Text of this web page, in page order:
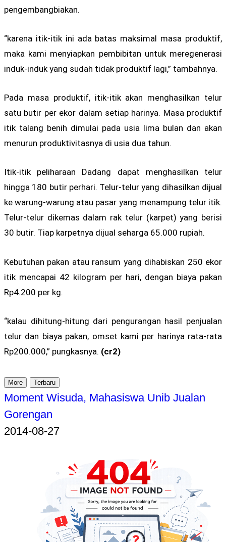
pengembangbiakan.
“karena itik-itik ini ada batas maksimal masa produktif,
maka kami menyiapkan pembibitan untuk meregenerasi
induk-induk yang sudah tidak produktif lagi,” tambahnya.
Pada masa produktif, itik-itik akan menghasilkan telur
satu butir per ekor dalam setiap harinya. Masa produktif
itik talang benih dimulai pada usia lima bulan dan akan
menurun produktivitasnya di usia dua tahun.
Itik-itik peliharaan Dadang dapat menghasilkan telur
hingga 180 butir perhari. Telur-telur yang dihasilkan dijual
ke warung-warung atau pasar yang menampung telur itik.
Telur-telur dikemas dalam rak telur (karpet) yang berisi
30 butir. Tiap karpetnya dijual seharga 65.000 rupiah.
Kebutuhan pakan atau ransum yang dihabiskan 250 ekor
itik mencapai 42 kilogram per hari, dengan biaya pakan
Rp4.200 per kg.
“kalau dihitung-hitung dari pengurangan hasil penjualan
telur dan biaya pakan, omset kami per harinya rata-rata
Rp200.000,” pungkasnya. (cr2)
More Terbaru
Moment Wisuda, Mahasiswa Unib Jualan
Gorengan
2014-08-27